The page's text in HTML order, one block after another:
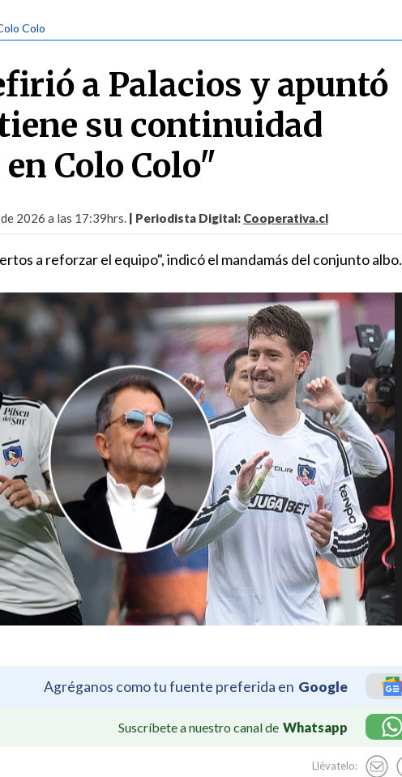
Colo
a Palacios y apuntó
su continuidad
Colo Colo"
2026 a las 17:39hrs. | Periodista Digital: Cooperativa.cl
a reforzar el equipo", indicó el mandamás del conjunto albo.
Agréganos como tu fuente preferida en Google
Suscríbete a nuestro canal de Whatsapp
Llévatelo: